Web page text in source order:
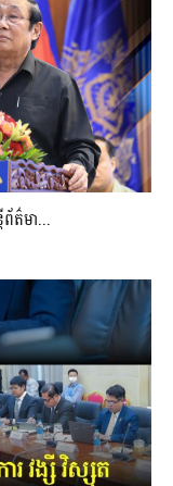
ត៌មា...